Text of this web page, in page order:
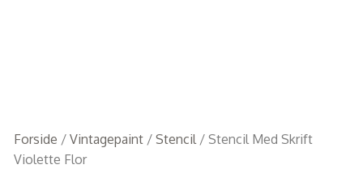
Forside / Vintagepaint/ Stencil/ Stencil Med Skrift
Violette Flor